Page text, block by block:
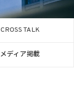
CROSS TALK
メディア掲載